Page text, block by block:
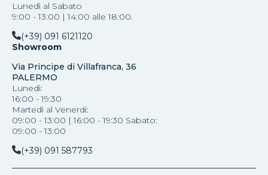
Lunedì al Sabato
9:00 - 13:00 | 14:00 alle 18:00.
(+39) 091 6121120
Showroom
Via Principe di Villafranca, 36
PALERMO
Lunedì:
16:00 - 19:30
Martedì al Venerdi:
09:00 - 13:00 | 16:00 - 19:30 Sabato:
09:00 - 13:00
(+39) 091 587793